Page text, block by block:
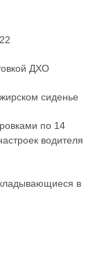
ДХО
сиденье
по 14
водителя
в